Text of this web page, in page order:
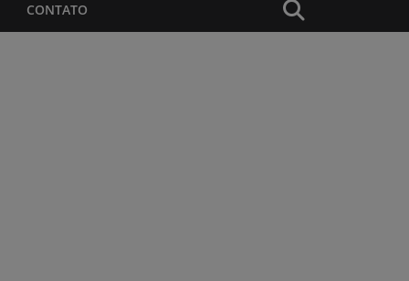
CONTATO